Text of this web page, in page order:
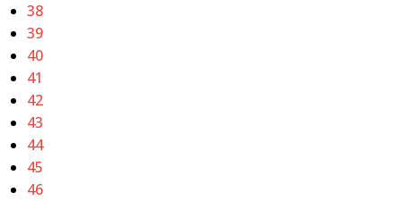
38
39
40
41
42
43
44
45
46